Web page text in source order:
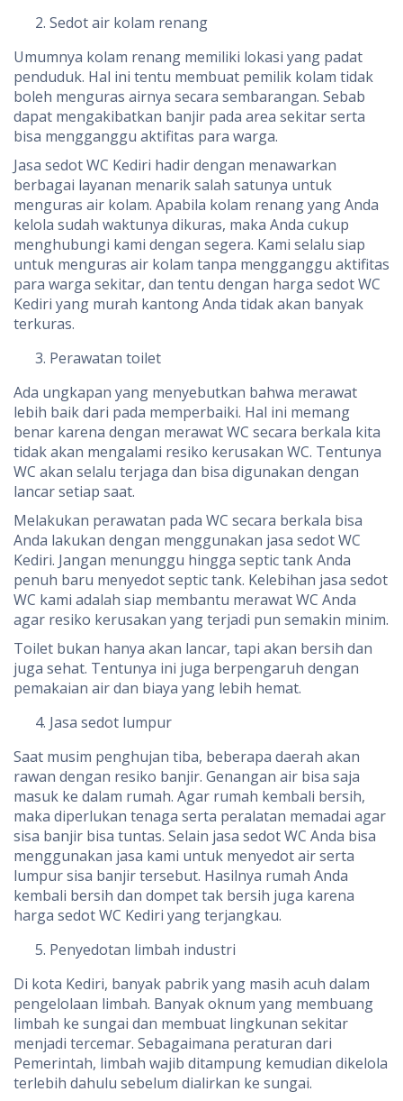
Sedot air kolam renang
Umumnya kolam renang memiliki lokasi yang padat
penduduk. Hal ini tentu membuat pemilik kolam tidak
boleh menguras airnya secara sembarangan. Sebab
dapat mengakibatkan banjir pada area sekitar serta
bisa mengganggu aktifitas para warga.
Jasa sedot WC Kediri hadir dengan menawarkan
berbagai layanan menarik salah satunya untuk
menguras air kolam. Apabila kolam renang yang Anda
kelola sudah waktunya dikuras, maka Anda cukup
menghubungi kami dengan segera. Kami selalu siap
untuk menguras air kolam tanpa mengganggu aktifitas
para warga sekitar, dan tentu dengan harga sedot WC
Kediri yang murah kantong Anda tidak akan banyak
terkuras.
Perawatan toilet
Ada ungkapan yang menyebutkan bahwa merawat
lebih baik dari pada memperbaiki. Hal ini memang
benar karena dengan merawat WC secara berkala kita
tidak akan mengalami resiko kerusakan WC. Tentunya
WC akan selalu terjaga dan bisa digunakan dengan
lancar setiap saat.
Melakukan perawatan pada WC secara berkala bisa
Anda lakukan dengan menggunakan jasa sedot WC
Kediri. Jangan menunggu hingga septic tank Anda
penuh baru menyedot septic tank. Kelebihan jasa sedot
WC kami adalah siap membantu merawat WC Anda
agar resiko kerusakan yang terjadi pun semakin minim.
Toilet bukan hanya akan lancar, tapi akan bersih dan
juga sehat. Tentunya ini juga berpengaruh dengan
pemakaian air dan biaya yang lebih hemat.
Jasa sedot lumpur
Saat musim penghujan tiba, beberapa daerah akan
rawan dengan resiko banjir. Genangan air bisa saja
masuk ke dalam rumah. Agar rumah kembali bersih,
maka diperlukan tenaga serta peralatan memadai agar
sisa banjir bisa tuntas. Selain jasa sedot WC Anda bisa
menggunakan jasa kami untuk menyedot air serta
lumpur sisa banjir tersebut. Hasilnya rumah Anda
kembali bersih dan dompet tak bersih juga karena
harga sedot WC Kediri yang terjangkau.
Penyedotan limbah industri
Di kota Kediri, banyak pabrik yang masih acuh dalam
pengelolaan limbah. Banyak oknum yang membuang
limbah ke sungai dan membuat lingkunan sekitar
menjadi tercemar. Sebagaimana peraturan dari
Pemerintah, limbah wajib ditampung kemudian dikelola
terlebih dahulu sebelum dialirkan ke sungai.